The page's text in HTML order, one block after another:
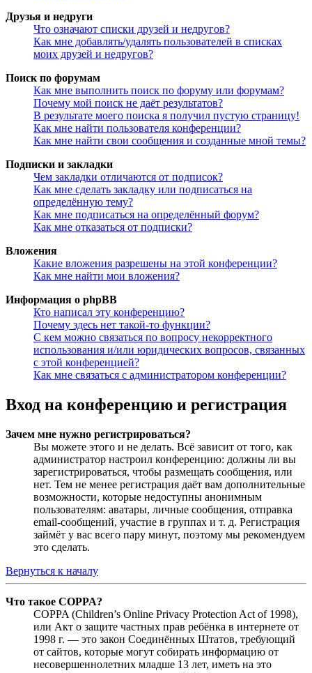
Друзья и недруги
Что означают списки друзей и недругов?
Как мне добавлять/удалять пользователей в списках
моих друзей и недругов?
Поиск по форумам
Как мне выполнить поиск по форуму или форумам?
Почему мой поиск не даёт результатов?
В результате моего поиска я получил пустую страницу!
Как мне найти пользователя конференции?
Как мне найти свои сообщения и созданные мной темы?
Подписки и закладки
Чем закладки отличаются от подписок?
Как мне сделать закладку или подписаться на
определённую тему?
Как мне подписаться на определённый форум?
Как мне отказаться от подписки?
Вложения
Какие вложения разрешены на этой конференции?
Как мне найти мои вложения?
Информация о phpBB
Кто написал эту конференцию?
Почему здесь нет такой-то функции?
С кем можно связаться по вопросу некорректного
использования и/или юридических вопросов, связанных
с этой конференцией?
Как мне связаться с администратором конференции?
Вход на конференцию и регистрация
Зачем мне нужно регистрироваться?
Вы можете этого и не делать. Всё зависит от того, как
администратор настроил конференцию: должны ли вы
зарегистрироваться, чтобы размещать сообщения, или
нет. Тем не менее регистрация даёт вам дополнительные
возможности, которые недоступны анонимным
пользователям: аватары, личные сообщения, отправка
email-сообщений, участие в группах и т. д. Регистрация
займёт у вас всего пару минут, поэтому мы рекомендуем
это сделать.
Вернуться к началу
Что такое COPPA?
COPPA (Children’s Online Privacy Protection Act of 1998),
или Акт о защите частных прав ребёнка в интернете от
1998 г. — это закон Соединённых Штатов, требующий
от сайтов, которые могут собирать информацию от
несовершеннолетних младше 13 лет, иметь на это